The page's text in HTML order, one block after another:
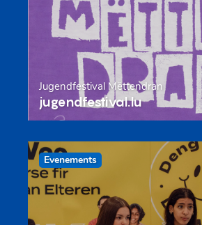
Jugendfestival Mëttendran
jugendfestival.lu
Evenements